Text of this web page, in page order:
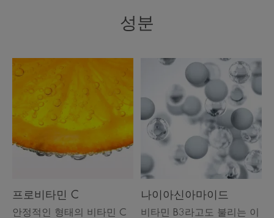
성분
프로비타민 C
안정적인 형태의 비타민 C
나이아신아마이드
비타민 B3라고도 불리는 이